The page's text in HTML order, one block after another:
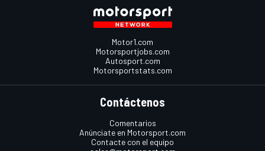
Motor1.com
Motorsportjobs.com
Autosport.com
Motorsportstats.com
Contáctenos
Comentarios
Anúnciate en Motorsport.com
Contacte con el equipo